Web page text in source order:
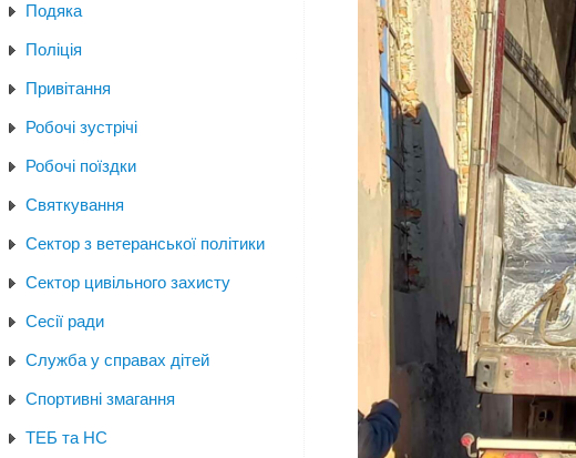
Подяка
Поліція
Привітання
Робочі зустрічі
Робочі поїздки
Святкування
Сектор з ветеранської політики
Сектор цивільного захисту
Сесії ради
Служба у справах дітей
Спортивні змагання
ТЕБ та НС